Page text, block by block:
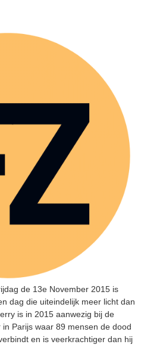
de 13e November 2015 is
dag die uiteindelijk meer licht dan
is in 2015 aanwezig bij de
Parijs waar 89 mensen de dood
en is veerkrachtiger dan hij